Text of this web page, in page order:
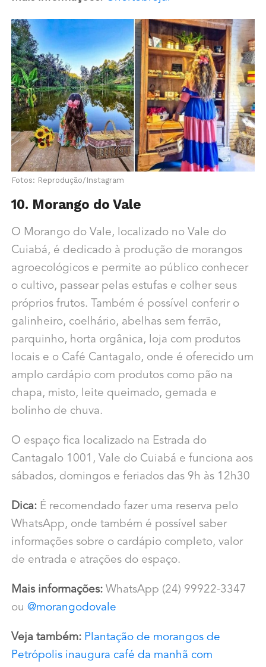
Fotos: Reprodução/Instagram
10. Morango do Vale
O Morango do Vale, localizado no Vale do
Cuiabá, é dedicado à produção de morangos
agroecológicos e permite ao público conhecer
o cultivo, passear pelas estufas e colher seus
próprios frutos. Também é possível conferir o
galinheiro, coelhário, abelhas sem ferrão,
parquinho, horta orgânica, loja com produtos
locais e o Café Cantagalo, onde é oferecido um
amplo cardápio com produtos como pão na
chapa, misto, leite queimado, gemada e
bolinho de chuva.
O espaço fica localizado na Estrada do
Cantagalo 1001, Vale do Cuiabá e funciona aos
sábados, domingos e feriados das 9h às 12h30
Dica:É recomendado fazer uma reserva pelo
WhatsApp, onde também é possível saber
informações sobre o cardápio completo, valor
de entrada e atrações do espaço.
Mais informações: WhatsApp (24) 99922-3347
ou @morangodovale
Veja também: Plantação de morangos de
Petrópolis inaugura café da manhã com